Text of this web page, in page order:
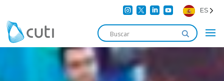
    ES